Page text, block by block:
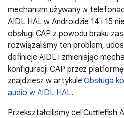
mechanizm używany w
AIDL HAL w Androidzie 14 i 15
obsługi CAP z powodu braku
rozwiązaliśmy ten problem,
definicje AIDL i zmieniając
konfiguracji CAP przez
znajdziesz w artykule Obsługa
audio w AIDL HAL.
Przekształciliśmy cel Cuttlefish